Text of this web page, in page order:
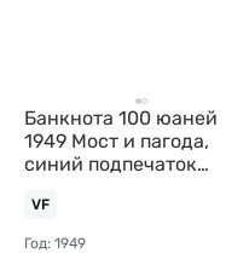
Банкнота 100 юаней
1949 Мост и пагода,
синий подпечаток
Китай
VF
Год: 1949